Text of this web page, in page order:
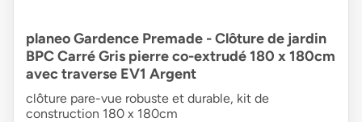
planeo Gardence Premade - Clôture de jardin
BPC Carré Gris pierre co-extrudé 180 x 180cm
avec traverse EV1 Argent
clôture pare-vue robuste et durable, kit de
construction 180 x 180cm